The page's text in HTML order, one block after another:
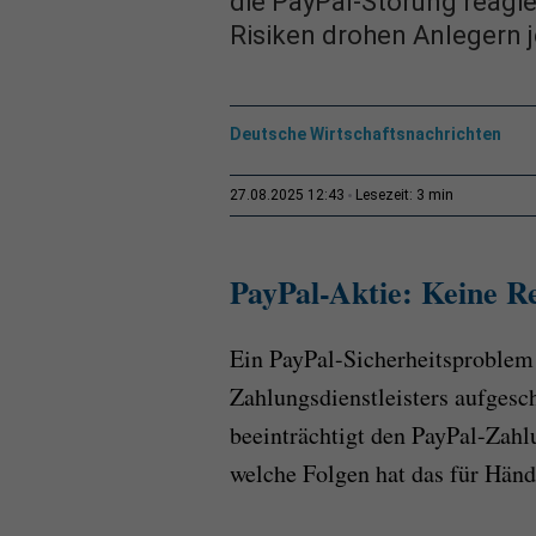
Risiken drohen Anlegern
Deutsche Wirtschaftsnachrichten
27.08.2025 12:43 Lesezeit: 3 min
PayPal-Aktie: Keine
Ein PayPal-
Zahlungsdienstleisters
beeinträchtigt den PayPal-
welche Folgen hat das für